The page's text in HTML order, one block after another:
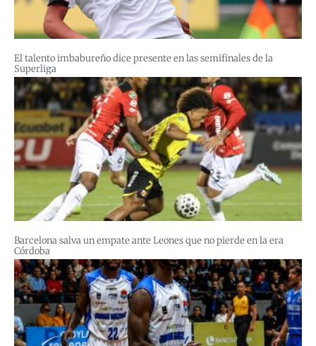
El talento imbabureño dice presente en las semifinales de la
Superliga
Barcelona salva un empate ante Leones que no pierde en la era
Córdoba